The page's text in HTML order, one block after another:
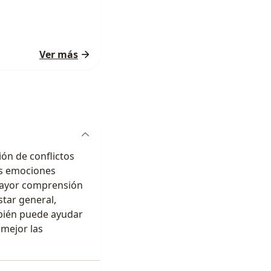
Ver más
de conflictos
emociones
comprensión
general,
puede ayudar
las